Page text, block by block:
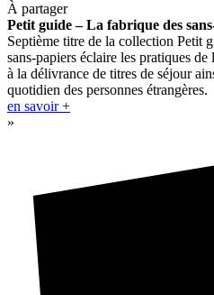
À partager
Petit guide – La fabrique des
Septième titre de la collection Petit
sans-papiers éclaire les pratiques
à la délivrance de titres de séjour
quotidien des personnes étrangères.
en savoir +
»